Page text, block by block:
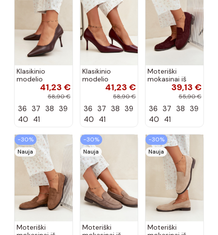
Klasikinio
modelio
aukštakulniai
šokolado
spalvos Nesha
41,23 €
58,90 €
36 37 38 39
40 41
Klasikinio
modelio
aukštakulniai
bordo spalvos
Nesha
41,23 €
58,90 €
36 37 38 39
40 41
Moteriški
mokasinai iš
dirbtinės
zomšos, bordo
39,13 €
55,90 €
36 37 38 39
40 41
−30%
Nauja
Moteriški
−30%
Nauja
Moteriški
−30%
Nauja
Moteriški